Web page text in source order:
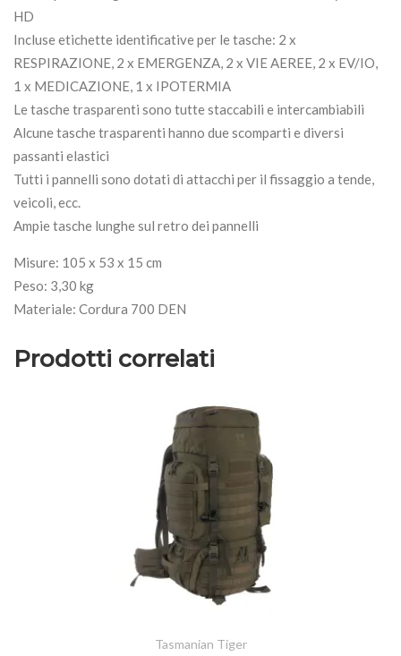
HD
Incluse etichette identificative per le tasche: 2 x
RESPIRAZIONE, 2 x EMERGENZA, 2 x VIE AEREE, 2 x EV/IO,
1 x MEDICAZIONE, 1 x IPOTERMIA
Le tasche trasparenti sono tutte staccabili e intercambiabili
Alcune tasche trasparenti hanno due scomparti e diversi
passanti elastici
Tutti i pannelli sono dotati di attacchi per il fissaggio a tende,
veicoli, ecc.
Ampie tasche lunghe sul retro dei pannelli
Misure: 105 x 53 x 15 cm
Peso: 3,30 kg
Materiale: Cordura 700 DEN
Prodotti correlati
Tasmanian Tiger